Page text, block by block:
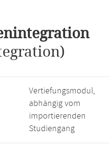
Vertiefungsmodul,
abhängig vom
importierenden
Studiengang